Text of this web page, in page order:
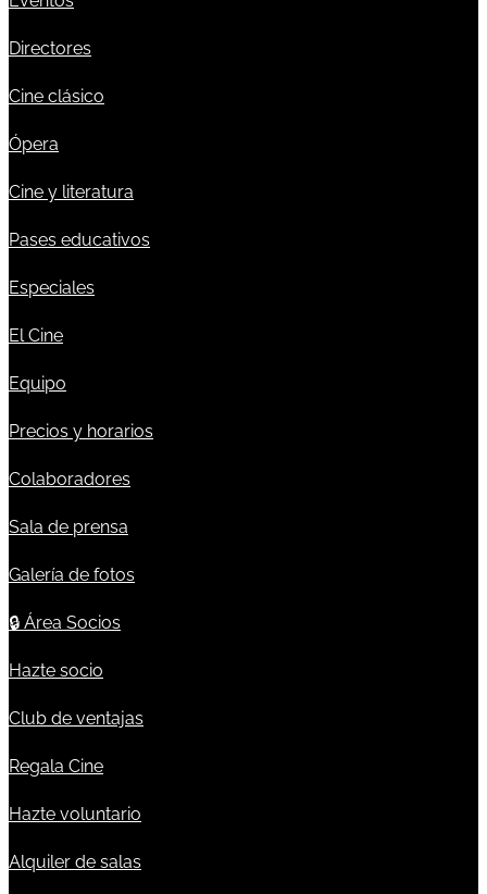
Directores
Cine clásico
Ópera
Cine y literatura
Pases educativos
Especiales
El Cine
Equipo
Precios y horarios
Colaboradores
Sala de prensa
Galería de fotos
🔒 Área Socios
Hazte socio
Club de ventajas
Regala Cine
Hazte voluntario
Alquiler de salas